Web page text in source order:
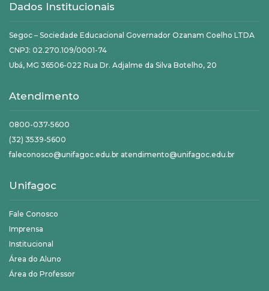
Dados Institucionais
Segoc – Sociedade Educacional Governador Ozanam Coelho LTDA
CNPJ: 02.270.109/0001-74
Ubá, MG 36506-022 Rua Dr. Adjalme da Silva Botelho, 20
Atendimento
0800-037-5600
(32) 3539-5600
faleconosco@unifagoc.edu.br atendimento@unifagoc.edu.br
Unifagoc
Fale Conosco
Imprensa
Institucional
Área do Aluno
Área do Professor